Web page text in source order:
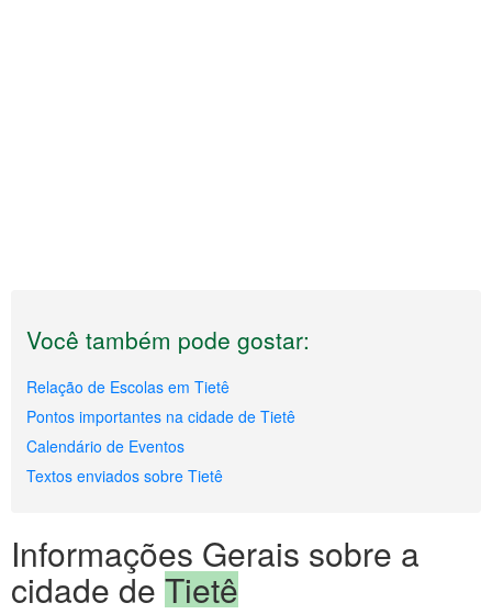
Você também pode gostar:
Relação de Escolas em Tietê
Pontos importantes na cidade de Tietê
Calendário de Eventos
Textos enviados sobre Tietê
Informações Gerais sobre a
cidade de Tietê